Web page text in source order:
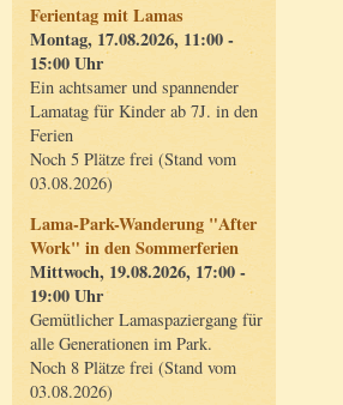
Ferientag mit Lamas
Montag, 17.08.2026, 11:00 -
15:00 Uhr
Ein achtsamer und spannender
Lamatag für Kinder ab 7J. in den
Ferien
Noch 5 Plätze frei (Stand vom
03.08.2026)
Lama-Park-Wanderung "After
Work" in den Sommerferien
Mittwoch, 19.08.2026, 17:00 -
19:00 Uhr
Gemütlicher Lamaspaziergang für
alle Generationen im Park.
Noch 8 Plätze frei (Stand vom
03.08.2026)